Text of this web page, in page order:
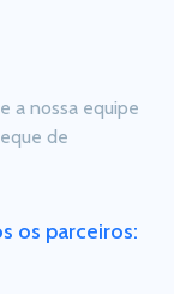
a nossa equipe
de
os parceiros: